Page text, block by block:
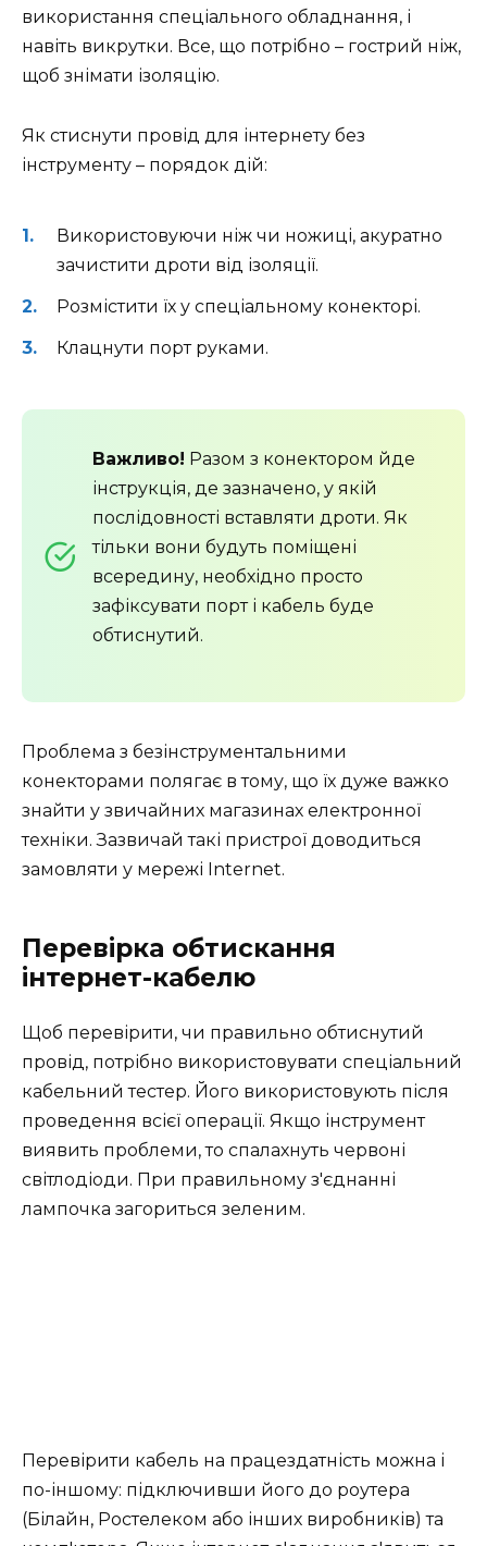
використання спеціального обладнання, і
навіть викрутки. Все, що потрібно – гострий ніж,
щоб знімати ізоляцію.
Як стиснути провід для інтернету без
інструменту – порядок дій:
Використовуючи ніж чи ножиці, акуратно
зачистити дроти від ізоляції.
Розмістити їх у спеціальному конекторі.
Клацнути порт руками.
Важливо! Разом з конектором йде
інструкція, де зазначено, у якій
послідовності вставляти дроти. Як
тільки вони будуть поміщені
всередину, необхідно просто
зафіксувати порт і кабель буде
обтиснутий.
Проблема з безінструментальними
конекторами полягає в тому, що їх дуже важко
знайти у звичайних магазинах електронної
техніки. Зазвичай такі пристрої доводиться
замовляти у мережі Internet.
Перевірка обтискання
інтернет-кабелю
Щоб перевірити, чи правильно обтиснутий
провід, потрібно використовувати спеціальний
кабельний тестер. Його використовують після
проведення всієї операції. Якщо інструмент
виявить проблеми, то спалахнуть червоні
світлодіоди. При правильному з'єднанні
лампочка загориться зеленим.
Перевірити кабель на працездатність можна і
по-іншому: підключивши його до роутера
(Білайн, Ростелеком або інших виробників) та